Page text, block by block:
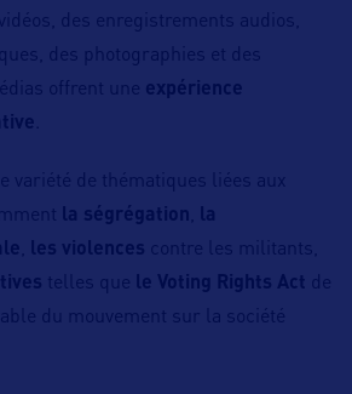
des enregistrements audios,
des photographies et des
offrent une expérience
variété de thématiques liées aux
la ségrégation
la
les violences contre les militants,
telles que le Voting Rights Act de
du mouvement sur la société